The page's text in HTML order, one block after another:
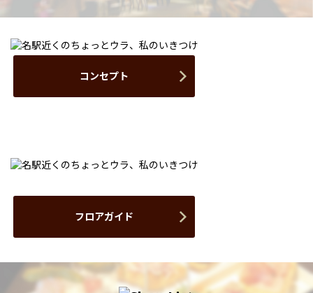
コンセプト
フロアガイド